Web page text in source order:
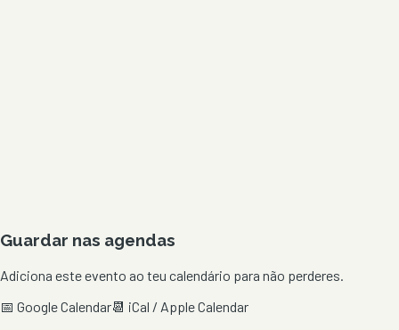
Guardar nas agendas
Adiciona este evento ao teu calendário para não perderes.
📅 Google Calendar📆 iCal / Apple Calendar